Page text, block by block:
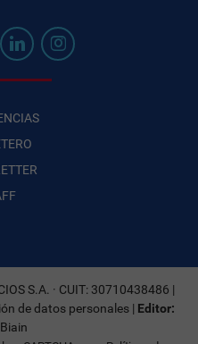
S.A. · CUIT: 30710438486 |
de datos personales| Editor: